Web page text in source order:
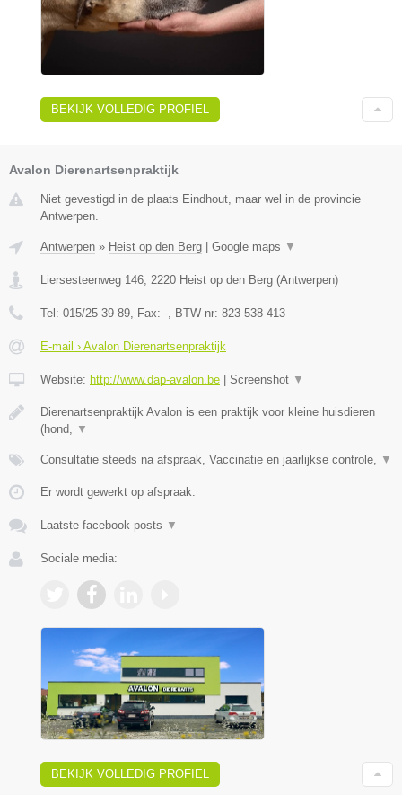
BEKIJK VOLLEDIG PROFIEL
Avalon Dierenartsenpraktijk
Niet gevestigd in de plaats Eindhout, maar wel in de provincie
Antwerpen.
Antwerpen » Heist op den Berg | Google maps ▼
Liersesteenweg 146 2220 Heist op den Berg (Antwerpen)
Tel: 015/25 39 89 , Fax: - , BTW-nr: 823 538 413
E-mail › Avalon Dierenartsenpraktijk
Website: http://www.dap-avalon.be | Screenshot ▼
Dierenartsenpraktijk Avalon is een praktijk voor kleine huisdieren
(hond,
▼
Consultatie steeds na afspraak, Vaccinatie en jaarlijkse controle, ▼
Er wordt gewerkt op afspraak.
Laatste facebook posts ▼
Sociale media:
BEKIJK VOLLEDIG PROFIEL